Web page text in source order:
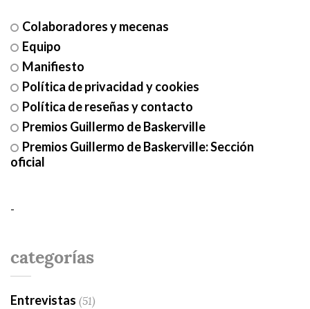
Colaboradores y mecenas
Equipo
Manifiesto
Política de privacidad y cookies
Política de reseñas y contacto
Premios Guillermo de Baskerville
Premios Guillermo de Baskerville: Sección
oficial
-
categorías
Entrevistas (51)